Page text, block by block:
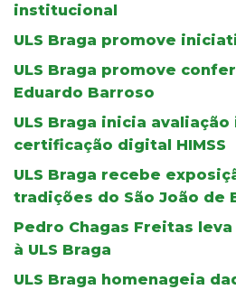
institucional
ULS Braga promove
ULS Braga promove
Eduardo Barroso
ULS Braga inicia
certificação digital HIMSS
ULS Braga recebe
tradições do São João de
Pedro Chagas Freitas leva
à ULS Braga
ULS Braga homenageia